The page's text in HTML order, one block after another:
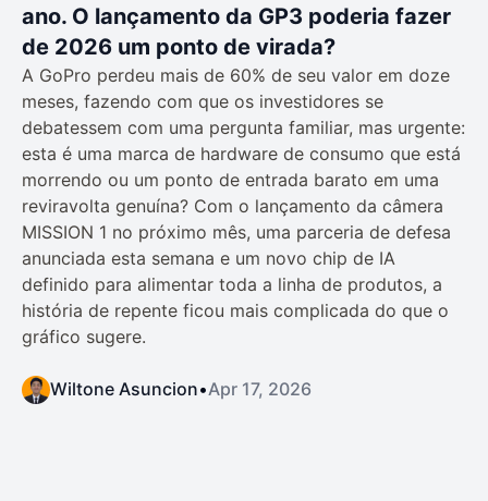
ano. O lançamento da GP3 poderia fazer
de 2026 um ponto de virada?
A GoPro perdeu mais de 60% de seu valor em doze
meses, fazendo com que os investidores se
debatessem com uma pergunta familiar, mas urgente:
esta é uma marca de hardware de consumo que está
morrendo ou um ponto de entrada barato em uma
reviravolta genuína? Com o lançamento da câmera
MISSION 1 no próximo mês, uma parceria de defesa
anunciada esta semana e um novo chip de IA
definido para alimentar toda a linha de produtos, a
história de repente ficou mais complicada do que o
gráfico sugere.
Wiltone Asuncion•Apr 17, 2026